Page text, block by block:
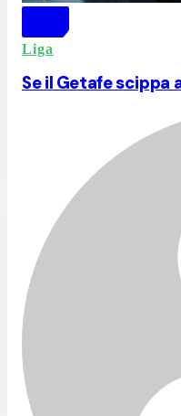
Liga
Se il Getafe scippa